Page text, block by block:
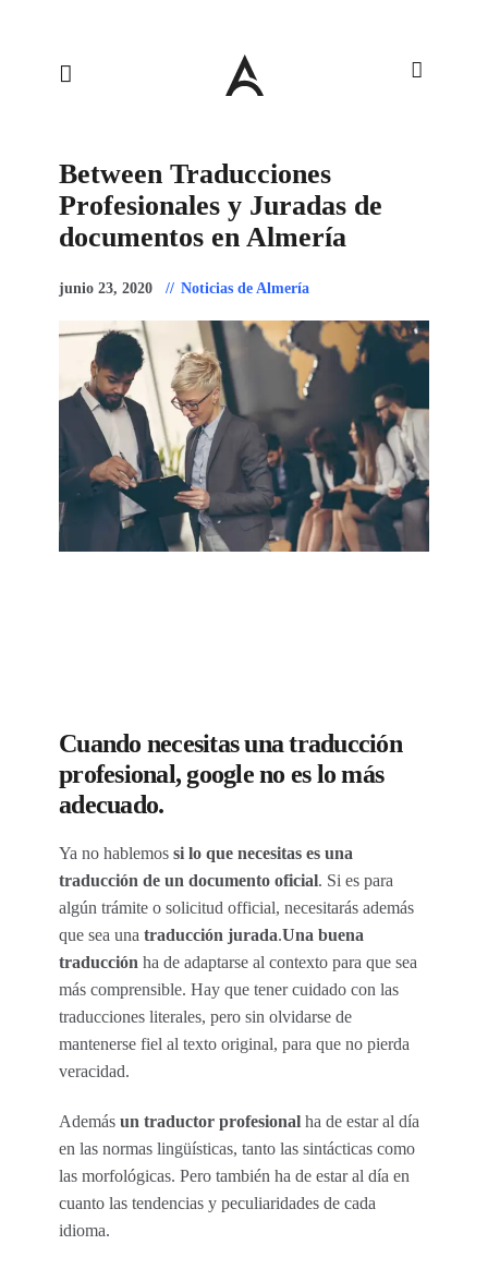
Between Traducciones
Profesionales y Juradas de
documentos en Almería
junio 23, 2020 Noticias de Almería
Cuando necesitas una traducción
profesional, google no es lo más
adecuado.
Ya no hablemos si lo que necesitas es una
traducción de un documento oficial. Si es para
algún trámite o solicitud official, necesitarás además
que sea una traducción jurada.Una buena
traducción ha de adaptarse al contexto para que sea
más comprensible. Hay que tener cuidado con las
traducciones literales, pero sin olvidarse de
mantenerse fiel al texto original, para que no pierda
veracidad.
Además un traductor profesional ha de estar al día
en las normas lingüísticas, tanto las sintácticas como
las morfológicas. Pero también ha de estar al día en
cuanto las tendencias y peculiaridades de cada
idioma.